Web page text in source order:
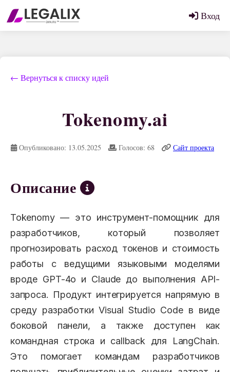
Вход
← Вернуться к списку идей
Tokenomy.ai
Опубликовано: 13.05.2025 Голосов: 68 Сайт проекта
Описание
Tokenomy — это инструмент-помощник для
разработчиков, который позволяет
прогнозировать расход токенов и стоимость
работы с ведущими языковыми моделями
вроде GPT-4o и Claude до выполнения API-
запроса. Продукт интегрируется напрямую в
среду разработки Visual Studio Code в виде
боковой панели, а также доступен как
командная строка и callback для LangChain.
Это помогает командам разработчиков